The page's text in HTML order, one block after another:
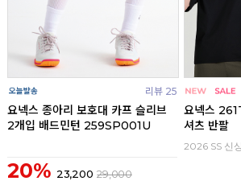
리뷰 25
요넥스 종아리 보호대 카프 슬리브
2개입 배드민턴 259SP001U
20% 23,200 29,000
요넥스
셔츠 반팔
2026 SS 신